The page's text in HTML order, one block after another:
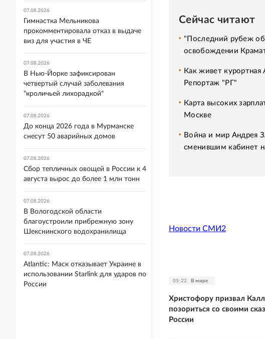
Сейчас читают
"Последний рубеж
освобождении
Как живет
Репортаж "РГ"
Карта высоких
Москве
Война и мир Андрея
сменившим кабинет
Новости СМИ2
05:22 В мире
Христофору призвал
позориться со своими
России
07.08.2026
Гимнастка Мельникова
прокомментировала отказ в выдаче
виз для участия в ЧЕ
07.08.2026
В Нью-Йорке зафиксирован
четвертый случай заболевания
"кроличьей лихорадкой"
07.08.2026
До конца 2026 года в Мурманске
снесут 50 аварийных домов
07.08.2026
Сбор тепличных овощей в России к 4
августа вырос до более 1 млн тонн
07.08.2026
В Вологодской области
благоустроили прибрежную зону
Шекснинского водохранилища
07.08.2026
Atlantic: Маск отказывает Украине в
использовании Starlink для ударов по
России